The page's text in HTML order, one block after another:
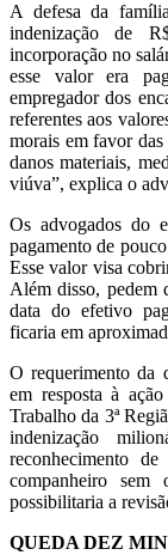
A defesa da
indenização de
incorporação no
esse valor era
empregador dos
referentes aos
morais em favor
danos materiais,
viúva”, explica o
Os advogados do
pagamento de
Esse valor visa
Além disso, pedem
data do efetivo
ficaria em
O requerimento da
em resposta à
Trabalho da 3ª
indenização
reconhecimento
companheiro
possibilitaria a
QUEDA DEZ